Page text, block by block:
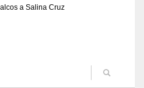
a Salina Cruz